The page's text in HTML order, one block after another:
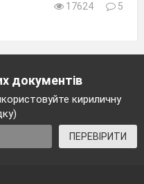
17624
5
документів
кириличну
ПЕРЕВІРИТИ